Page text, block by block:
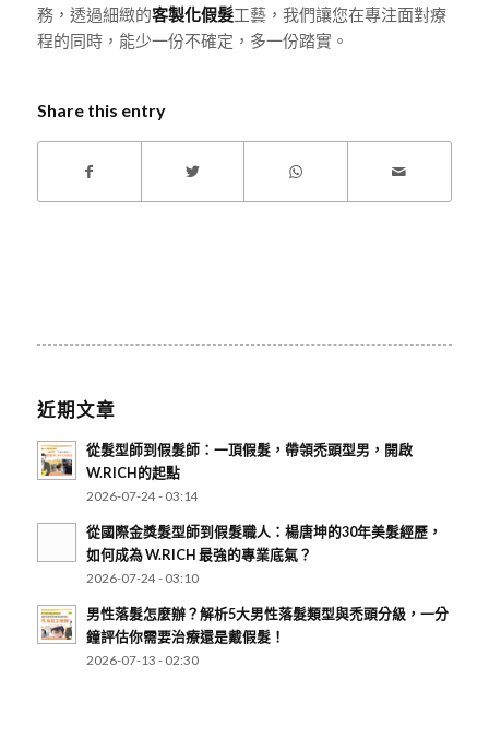
務，透過細緻的客製化假髮工藝，我們讓您在專注面對療
程的同時，能少一份不確定，多一份踏實。
Share this entry
近期文章
從髮型師到假髮師：一頂假髮，帶領禿頭型男，開啟
W.RICH的起點
2026-07-24 - 03:14
從國際金獎髮型師到假髮職人：楊唐坤的30年美髮經歷，
如何成為 W.RICH 最強的專業底氣？
2026-07-24 - 03:10
男性落髮怎麼辦？解析5大男性落髮類型與禿頭分級，一分
鐘評估你需要治療還是戴假髮！
2026-07-13 - 02:30